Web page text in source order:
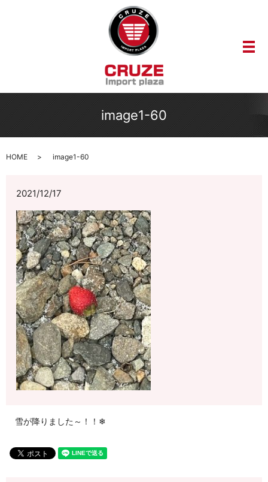
メ
image1-60
HOME image1-60
2021/12/17
雪が降りました～！！❄